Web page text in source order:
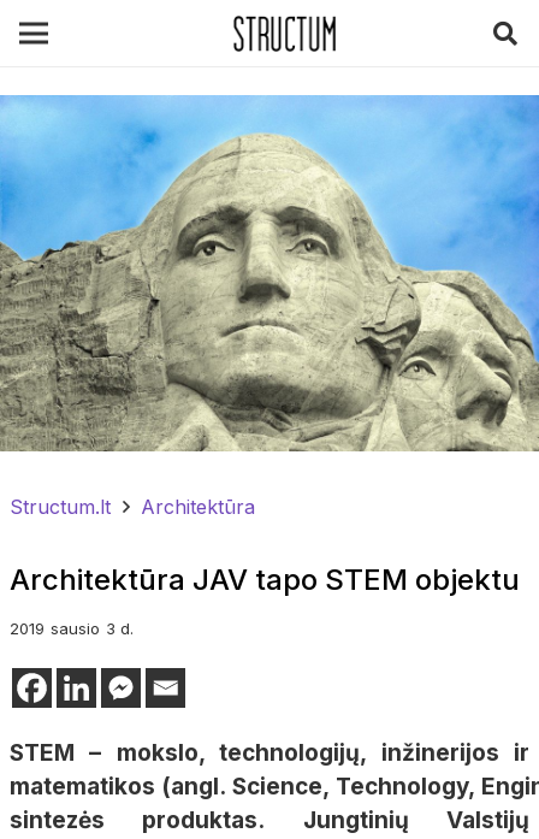
Structum.lt Architektūra
Architektūra JAV tapo STEM objektu
2019 sausio 3 d.
STEM – mokslo, technologijų, inžinerijos ir
matematikos (angl. Science, Technology,
sintezės produktas. Jungtinių Valstijų